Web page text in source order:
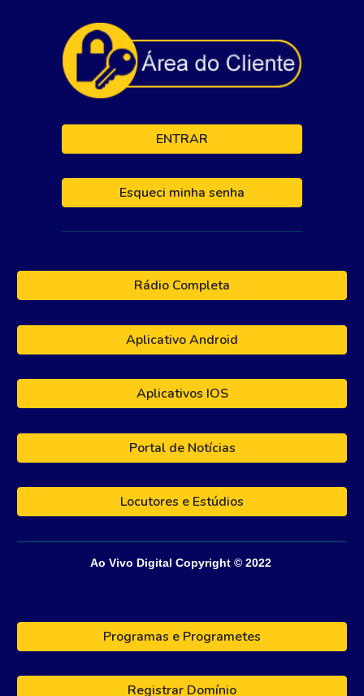
ENTRAR
Esqueci minha senha
Rádio Completa
Aplicativo Android
Aplicativos IOS
Portal de Notícias
Locutores e Estúdios
Ao Vivo Digital Copyright © 2022
Programas e Programetes
Registrar Domínio